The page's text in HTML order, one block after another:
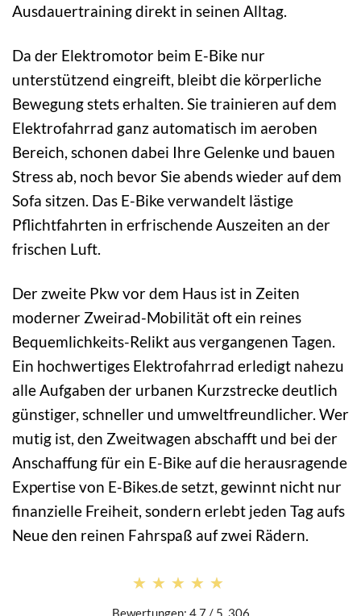
Ausdauertraining direkt in seinen Alltag.
Da der Elektromotor beim E-Bike nur
unterstützend eingreift, bleibt die körperliche
Bewegung stets erhalten. Sie trainieren auf dem
Elektrofahrrad ganz automatisch im aeroben
Bereich, schonen dabei Ihre Gelenke und bauen
Stress ab, noch bevor Sie abends wieder auf dem
Sofa sitzen. Das E-Bike verwandelt lästige
Pflichtfahrten in erfrischende Auszeiten an der
frischen Luft.
Der zweite Pkw vor dem Haus ist in Zeiten
moderner Zweirad-Mobilität oft ein reines
Bequemlichkeits-Relikt aus vergangenen Tagen.
Ein hochwertiges Elektrofahrrad erledigt nahezu
alle Aufgaben der urbanen Kurzstrecke deutlich
günstiger, schneller und umweltfreundlicher. Wer
mutig ist, den Zweitwagen abschafft und bei der
Anschaffung für ein E-Bike auf die herausragende
Expertise von E-Bikes.de setzt, gewinnt nicht nur
finanzielle Freiheit, sondern erlebt jeden Tag aufs
Neue den reinen Fahrspaß auf zwei Rädern.
★★★★★
★★★★★
Bewertungen: 4.7 / 5. 306